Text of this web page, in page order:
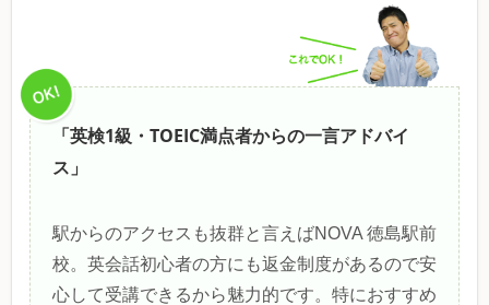
「英検1級・TOEIC満点者からの一言アドバイ
ス」
駅からのアクセスも抜群と言えばNOVA 徳島駅前
校。英会話初心者の方にも返金制度があるので安
心して受講できるから魅力的です。特におすすめ